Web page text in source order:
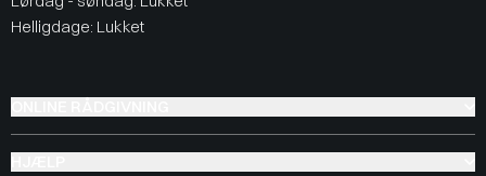
Helligdage: Lukket